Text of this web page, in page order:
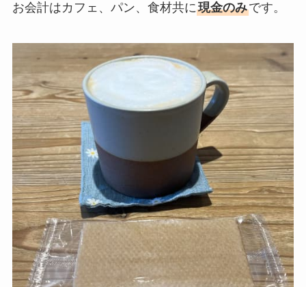
お会計はカフェ、パン、食材共に現金のみです。